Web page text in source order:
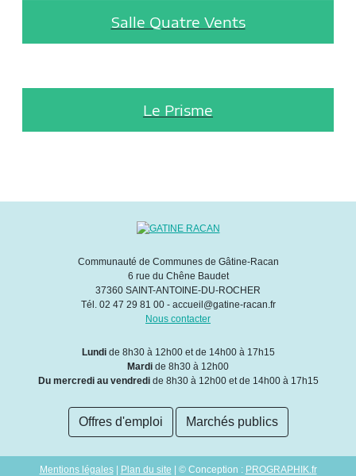
Salle Quatre Vents
Le Prisme
Communauté de Communes de Gâtine-Racan
6 rue du Chêne Baudet
37360 SAINT-ANTOINE-DU-ROCHER
Tél. 02 47 29 81 00 - accueil@gatine-racan.fr
Nous contacter
Lundide 8h30 à 12h00 et de 14h00 à 17h15
Mardi de 8h30 à 12h00
Du mercredi au vendredide 8h30 à 12h00 et de 14h00 à 17h15
Offres d'emploi Marchés publics
Mentions légales| Plan du site | © Conception : PROGRAPHIK.fr